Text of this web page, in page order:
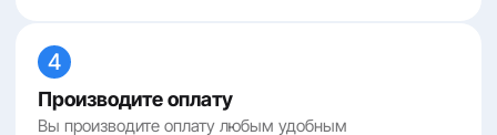
4
Производите оплату
Вы производите оплату любым удобным